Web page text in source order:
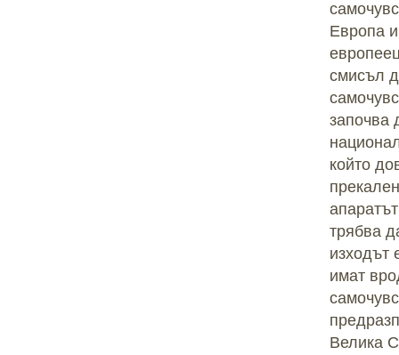
Европа
смисъл
започва
който
трябва
изходът
имат
Велика